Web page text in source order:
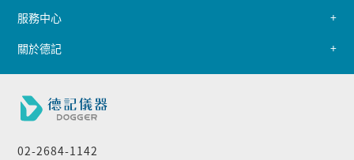
02-2684-1142
服務中心
關於德記